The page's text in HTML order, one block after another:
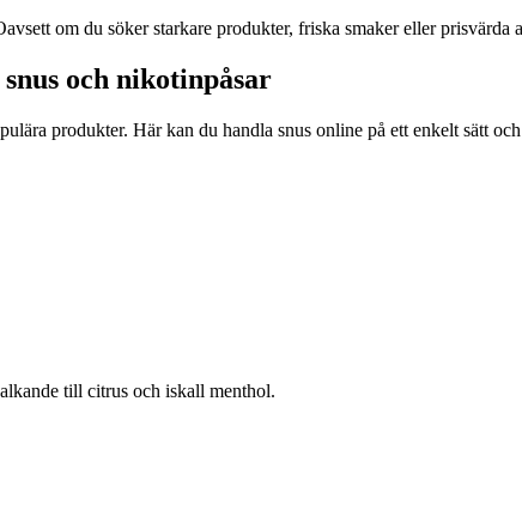
om du söker starkare produkter, friska smaker eller
och nikotinpåsar
produkter. Här kan du handla snus online på ett enkelt sätt
till citrus och iskall menthol.